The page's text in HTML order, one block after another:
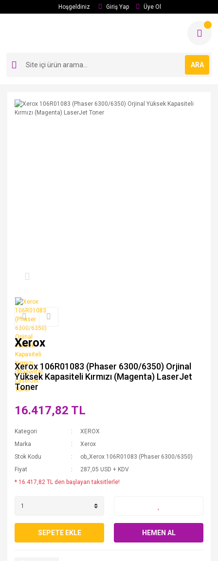
Hoşgeldiniz Giriş Yap Üye Ol
ARA
Xerox
Xerox 106R01083 (Phaser 6300/6350) Orjinal
Yüksek Kapasiteli Kırmızı (Magenta) LaserJet
Toner
16.417,82 TL
Kategori
XEROX
Marka
Xerox
Stok Kodu
ob_Xerox 106R01083 (Phaser 6300/6350)
Fiyat
287,05 USD + KDV
* 16.417,82 TL den başlayan taksitlerle!
SEPETE EKLE HEMEN AL